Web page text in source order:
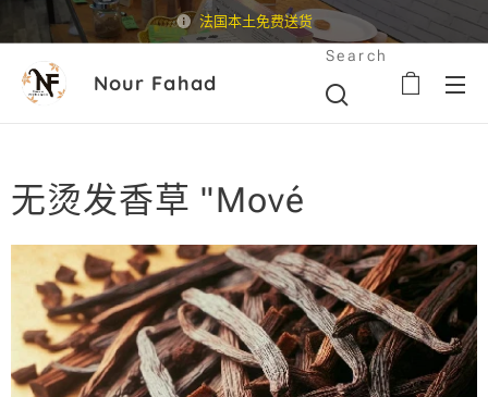
法国本土免费送货
Nour Fahad
Search
无烫发香草 "Mové